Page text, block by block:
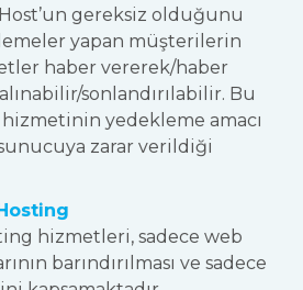
gereksiz olduğunu
yapan müşterilerin
haber vererek/haber
sonlandırılabilir. Bu
yedekleme amacı
zarar verildiği
hizmetleri, sadece web
barındırılması ve sadece